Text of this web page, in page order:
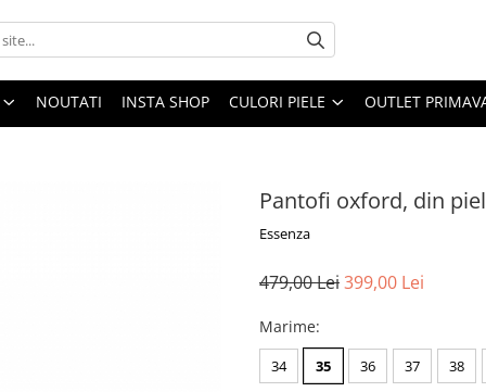
NOUTATI INSTA SHOP CULORI PIELE OUTLET
Pantofi oxford, din
Essenza
479,00 Lei399,00 Lei
Marime:
34 35 36 37 38